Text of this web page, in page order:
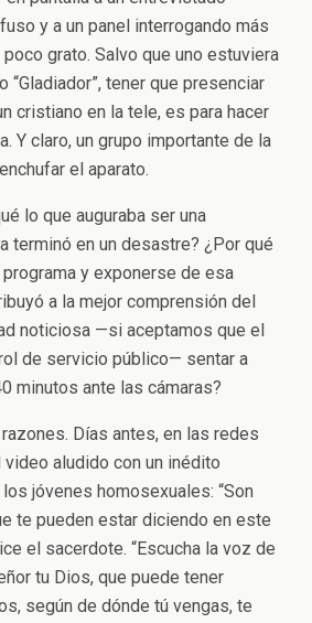
y a un panel interrogando más
grato. Salvo que uno estuviera
“Gladiador”, tener que presenciar
cristiano en la tele, es para hacer
Y claro, un grupo importante de la
el aparato.
lo que auguraba ser una
terminó en un desastre? ¿Por qué
y exponerse de esa
a la mejor comprensión del
noticiosa —si aceptamos que el
de servicio público— sentar a
minutos ante las cámaras?
Días antes, en las redes
aludido con un inédito
jóvenes homosexuales: “Son
te pueden estar diciendo en este
el sacerdote. “Escucha la voz de
tu Dios, que puede tener
según de dónde tú vengas, te